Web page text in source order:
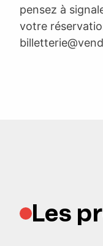
pensez à
votre
Les